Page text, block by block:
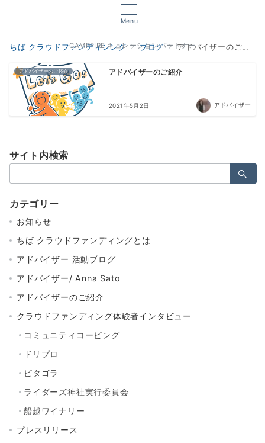
Menu
CAMPFIRE キュレーションパートナー
ちば クラウドファンディンング ブログ アドバイザーのご紹介
アドバイザーのご紹介 アドバイザーのご紹介
2021年5月2日 アドバイザー
サイト内検索
索：
カテゴリー
お知らせ
ちば クラウドファンディングとは
アドバイザー 活動ブログ
アドバイザー/ Anna Sato
アドバイザーのご紹介
クラウドファンディング体験者インタビュー
コミュニティコーピング
ドリプロ
ピタゴラ
ライダーズ神社実行委員会
船越ワイナリー
プレスリリース